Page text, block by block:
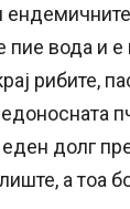
вода и е
рибите,
долг
а тоа